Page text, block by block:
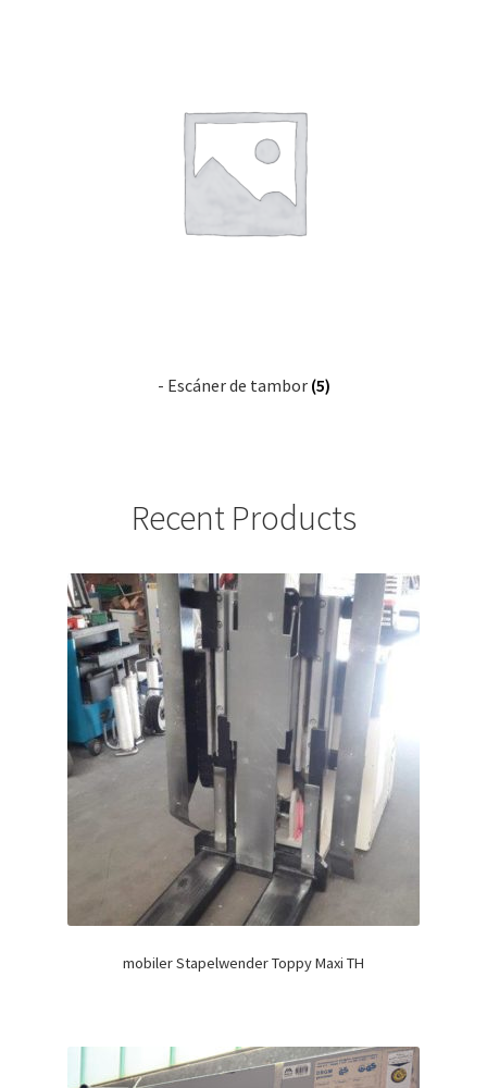
- Escáner de tambor (5)
Recent Products
mobiler Stapelwender Toppy Maxi TH